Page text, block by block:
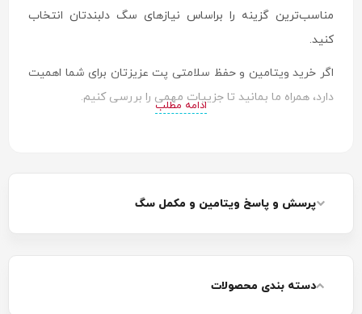
مناسب‌ترین گزینه را براساس نیازهای سگ دلبندتان انتخاب
کنید.
اگر خرید ویتامین و حفظ سلامتی پت عزیزتان برای شما اهمیت
دارد، همراه ما بمانید تا جزییات مهمی را بررسی کنیم.
ادامه مطلب
پرسش و پاسخ ویتامین و مکمل سگ
دسته بندی محصولات